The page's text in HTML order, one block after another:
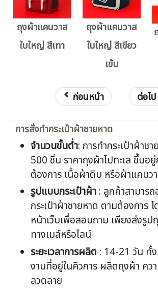
ถุงผ้าแคนวาส
ใบใหญ่ สีเทา
ถุงผ้าแคนวาส
ใบใหญ่ สีเขียว
เข้ม
ก่อนหน้า ต่อไป
การสั่งทำกระเป๋าผ้าชายหาด
จำนวนขั้นต่ำ: การทำกระเป๋าผ้าช
500 ชิ้น ราคาถุงผ้าไปทะเล ขึ้น
ต้องการ เนื้อผ้าดิบ หรือผ้าแคนว
รูปแบบกระเป๋าผ้า : ลูกค้าสามาร
กระเป๋าผ้าชายหาด ตามต้องการ
หน้าเว็บเพื่อสอบถาม เพียงส่งรู
ทางเมล์หรือไลน์
ระยะเวลาการผลิต : 14-21 วัน ทั้
งานที่อยู่ในคิวการ ผลิตถุงผ้า คว
ลวดลาย